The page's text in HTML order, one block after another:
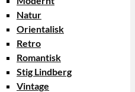
Natur
Orientalisk
Retro
Romantisk
Stig Lindberg
Vintage